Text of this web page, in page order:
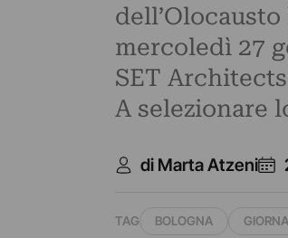
mercoledì 27
SET
A selezionare
di Marta Atzeni
TAG BOLOGNA